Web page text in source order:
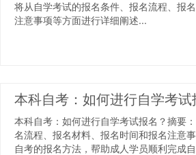
将从自学考试的报名条件、报名流程、报
注意事项等方面进行详细阐述...
本科自考：如何进行自学考试
本科自考：如何进行自学考试报名？摘要
名流程、报名材料、报名时间和报名注意
自考的报名方法，帮助成人学员顺利完成